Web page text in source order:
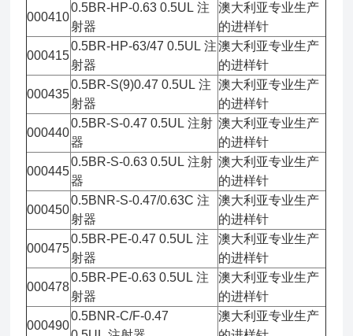
000410
0.5BR-HP-0.63 0.5UL 注
射器
澳大利亚专业生产
的进样针
000415
0.5BR-HP-63/47 0.5UL 注
射器
澳大利亚专业生产
的进样针
000435
0.5BR-S(9)0.47 0.5UL 注
射器
澳大利亚专业生产
的进样针
000440
0.5BR-S-0.47 0.5UL 注射
器
澳大利亚专业生产
的进样针
000445
0.5BR-S-0.63 0.5UL 注射
器
澳大利亚专业生产
的进样针
000450
0.5BNR-S-0.47/0.63C 注
射器
澳大利亚专业生产
的进样针
000475
0.5BR-PE-0.47 0.5UL 注
射器
澳大利亚专业生产
的进样针
000478
0.5BR-PE-0.63 0.5UL 注
射器
澳大利亚专业生产
的进样针
000490
0.5BNR-C/F-0.47
澳大利亚专业生产